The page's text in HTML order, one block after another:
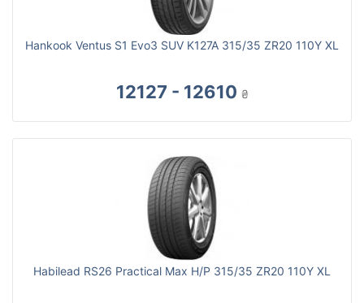
Hankook Ventus S1 Evo3 SUV K127A 315/35 ZR20 110Y XL
12127 - 12610 ₴
Habilead RS26 Practical Max H/P 315/35 ZR20 110Y XL